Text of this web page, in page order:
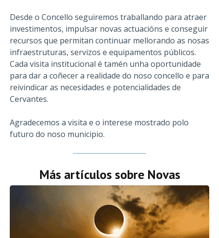
Desde o Concello seguiremos traballando para atraer
investimentos, impulsar novas actuacións e conseguir
recursos que permitan continuar mellorando as nosas
infraestruturas, servizos e equipamentos públicos.
Cada visita institucional é tamén unha oportunidade
para dar a coñecer a realidade do noso concello e para
reivindicar as necesidades e potencialidades de
Cervantes.
Agradecemos a visita e o interese mostrado polo
futuro do noso municipio.
Más artículos sobre Novas